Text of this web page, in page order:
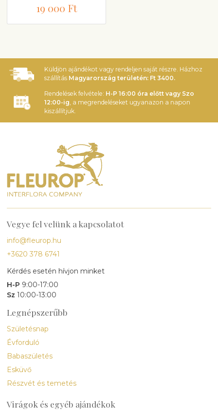
19 000 Ft
Küldjön ajándékot vagy rendeljen saját részre. Házhoz
szállítás Magyarország területén: Ft 3400.
Rendelések felvétele: H-P 16:00 óra előtt vagy Szo
12:00-ig, a megrendeléseket ugyanazon a napon
kiszállítjuk.
Vegye fel velünk a kapcsolatot
info@fleurop.hu
+3620 378 6741
Kérdés esetén hívjon minket
H-P 9:00-17:00
Sz 10:00-13:00
Legnépszerűbb
Születésnap
Évforduló
Babaszületés
Esküvő
Részvét és temetés
Virágok és egyéb ajándékok